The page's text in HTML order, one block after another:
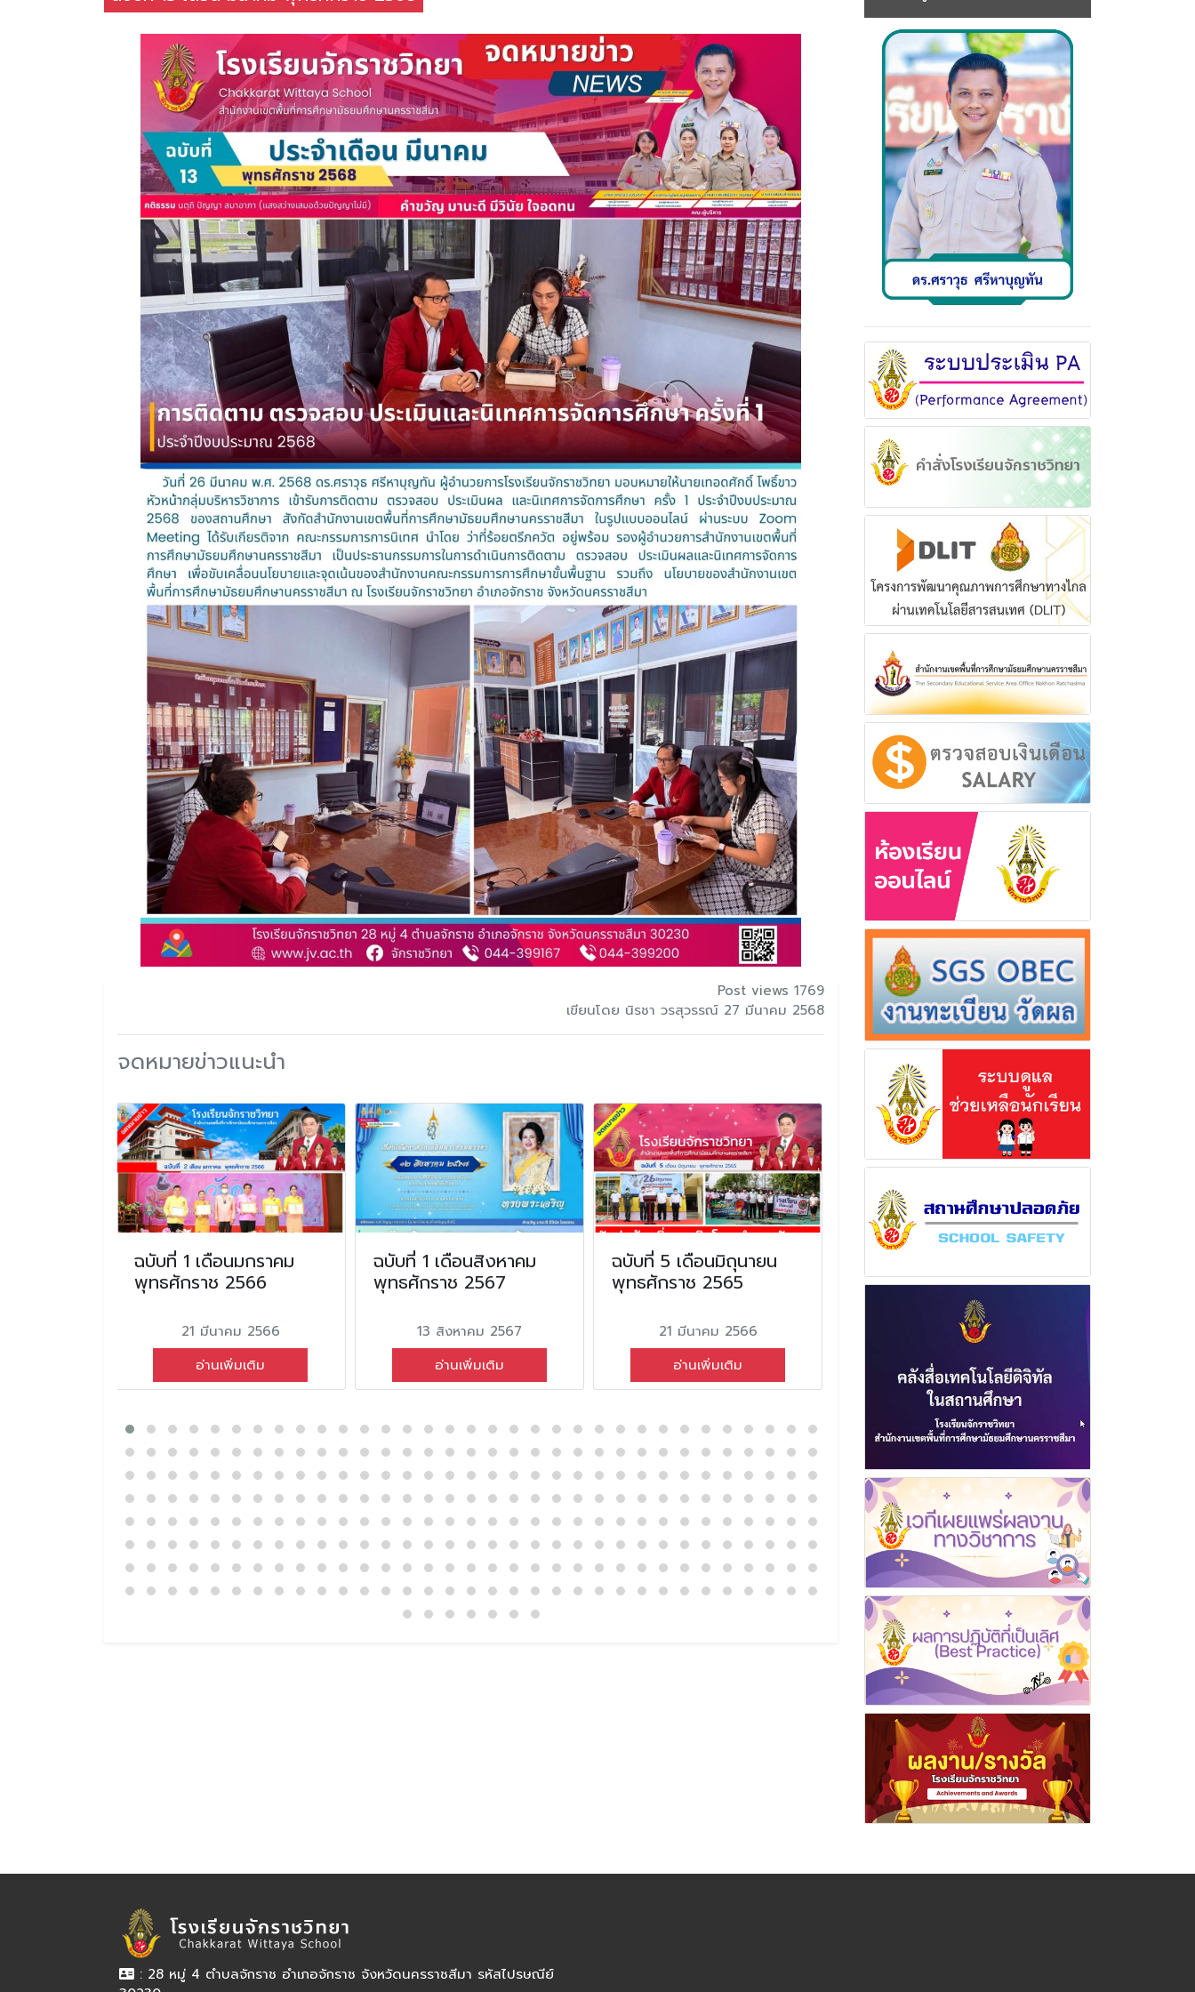
Post views 1769
เขียนโดย นิรชา วรสุวรรณ์ 27 มีนาคม 2568
จดหมายข่าวแนะนำ
ฉบับที่ 1 เดือนมกราคม
พุทธศักราช 2566
21 มีนาคม 2566
อ่านเพิ่มเติม
ฉบับที่ 1 เดือนสิงหาคม
พุทธศักราช 2567
13 สิงหาคม 2567
อ่านเพิ่มเติม
ฉบับที่ 5 เดือนมิถุนายน
พุทธศักราช 2565
21 มีนาคม 2566
อ่านเพิ่มเติม
พุทธศักราช 2569
30 มิถุนายน 2569
อ่านเพิ่มเติม
พุทธศักราช
: 28 หมู่ 4 ตำบลจักราช อำเภอจักราช จังหวัดนครราชสีมา รหัสไปรษณีย์